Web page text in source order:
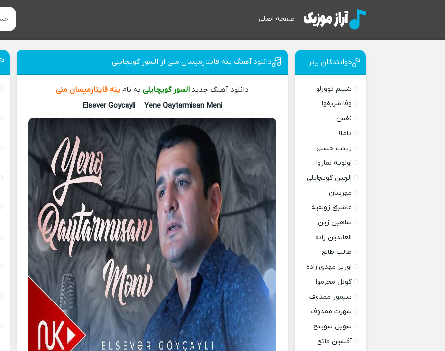
صفحه اصلی
دانلود آهنگ ینه قایتارمیسان منی از السور گویچایلی
دانلود آهنگ جدید السور گویچایلیبه نام ینه قایتارمیسان منی
Elsever Goycayli – Yene Qaytarmisan Meni
خوانندگان برتر
شبنم تووزلو
وفا شریفوا
نفس
داملا
زینب حسنی
اولویه نمازوا
الچین گویچایلی
مهریبان
عاشیق زولفیه
شاهین زین
العابدین زاده
طالب طالع
اوزیر مهدی زاده
گونل محرموا
سیمور ممدوف
شهرت ممدوف
سویل سوینج
آقشین فاتح